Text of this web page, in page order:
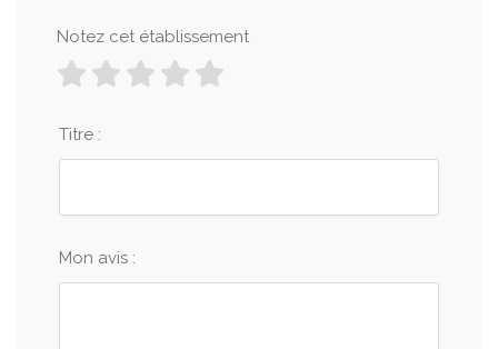
Notez cet établissement
Titre :
Mon avis :